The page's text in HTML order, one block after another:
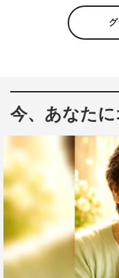
れる。困っている女
失踪した弟の行方を
が絡んだ名家の争い
Paraviオリジナルス
優の蒼井翔太が主演
は登場しない、とあ
ンダー・シェリー。
抱えて訪れる客の心
る。そのカクテルを
今、あなた